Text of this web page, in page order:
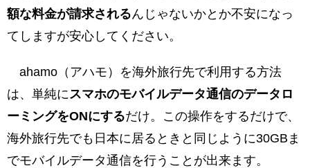
額な料金が請求されるんじゃないかとか不安になっ
てしますが安心してください。
ahamo（アハモ）を海外旅行先で利用する方法
は、単純にスマホのモバイルデータ通信のデータロ
ーミングをONにするだけ。この操作をするだけで、
海外旅行先でも日本に居るときと同じように30GBま
でモバイルデータ通信を行うことが出来ます。